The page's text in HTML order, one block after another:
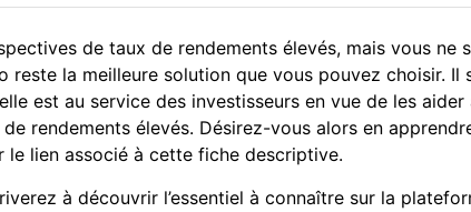
de taux de rendements élevés, mais vous ne
la meilleure solution que vous pouvez choisir. Il
est au service des investisseurs en vue de les aider
rendements élevés. Désirez-vous alors en
le lien associé à cette fiche descriptive.
à découvrir l’essentiel à connaître sur la